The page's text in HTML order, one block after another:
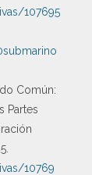
107695
Común:
Partes
10769